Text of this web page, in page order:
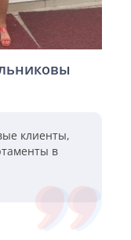
клиенты,
в